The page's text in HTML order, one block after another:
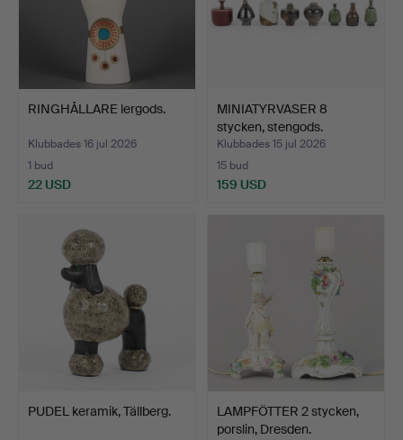
RINGHÅLLARE lergods.
Klubbades 16 jul 2026
1 bud
22 USD
MINIATYRVASER 8
stycken, stengods.
Klubbades 15 jul 2026
15 bud
159 USD
PUDEL keramik, Tällberg.
LAMPFÖTTER 2 stycken,
porslin, Dresden.